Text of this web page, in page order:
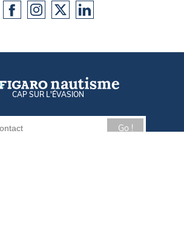
CAP SUR L'ÉVASION
Go !